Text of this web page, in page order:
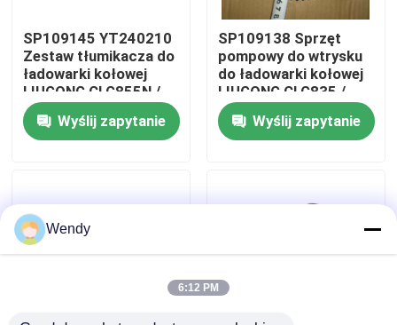
Wycieczka po fabryce
Kontrola jakości
Aktualności
Sprawy
SP109145 YT240210
Zestaw tłumikacza do
ładowarki kołowej
LIUGONG CLG855N /
856 / 856H / ZL50CN /
50CN-LNG Ekskawator
CLG920C/D Grader
Wyślij zapytanie
SP109138 Sprzęt
pompowy do wtrysku
do ładowarki kołowej
LIUGONG CLG835 /
836 / 842 / 855N / 856
/ 856H Koparka
CLG920C / D / 922D /
Wyślij zapytanie
Wendy
6:12 PM